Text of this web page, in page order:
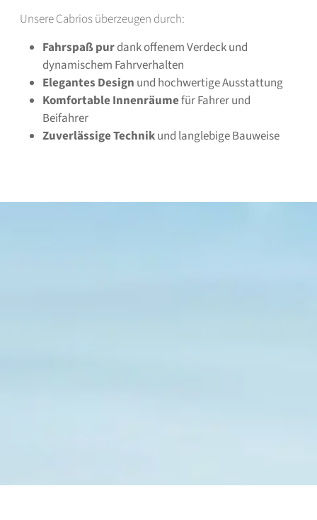
Unsere Cabrios überzeugen durch:
Fahrspaß purdank offenem Verdeck und
dynamischem Fahrverhalten
Elegantes Design und hochwertige Ausstattung
Komfortable Innenräumefür Fahrer und
Beifahrer
Zuverlässige Technikund langlebige Bauweise